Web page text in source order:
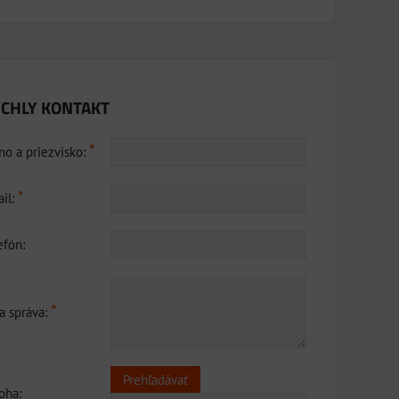
KONTAKT
a priezvisko: *
*
správa: *